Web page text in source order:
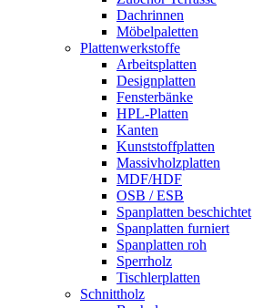
Dachrinnen
Möbelpaletten
Plattenwerkstoffe
Arbeitsplatten
Designplatten
Fensterbänke
HPL-Platten
Kanten
Kunststoffplatten
Massivholzplatten
MDF/HDF
OSB / ESB
Spanplatten beschichtet
Spanplatten furniert
Spanplatten roh
Sperrholz
Tischlerplatten
Schnittholz